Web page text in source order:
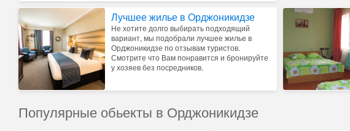
Лучшее жилье в Орджоникидзе
Не хотите долго выбирать подходящий
вариант, мы подобрали лучшее жилье в
Орджоникидзе по отзывам туристов.
Смотрите что Вам понравится и бронируйте
у хозяев без посредников.
Популярные обьекты в Орджоникидзе